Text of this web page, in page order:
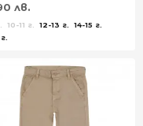
лв.
10-11 г. 12-13 г.
14-15 г.